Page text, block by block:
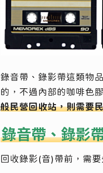
錄音帶、錄影帶這類物
的，不過內部的咖啡色
般民營回收站，則需要
錄音帶、錄影
回收錄影(音)帶前，需